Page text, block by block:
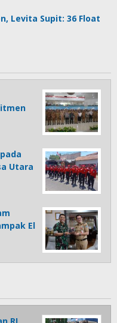
Levita Supit: 36 Float
Utara
El